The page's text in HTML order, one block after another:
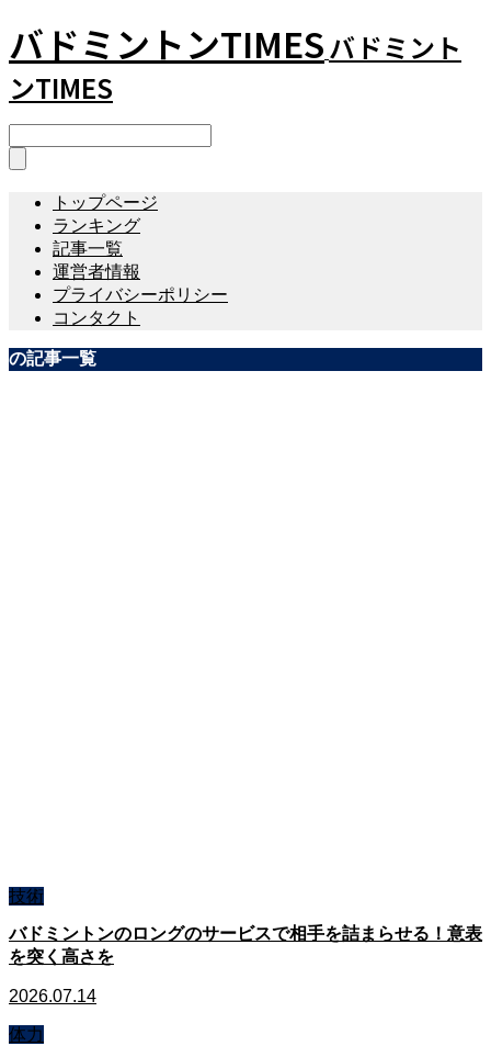
バドミントンTIMESバドミント
ンTIMES
トップページ
ランキング
記事一覧
運営者情報
プライバシーポリシー
コンタクト
の記事一覧
技術
バドミントンのロングのサービスで相手を詰まらせる！意表
を突く高さを
2026.07.14
体力